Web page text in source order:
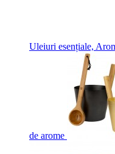
Uleiuri esențiale,
de arome